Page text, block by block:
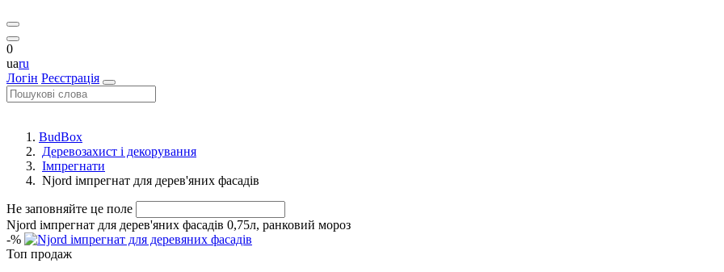
0
uaru
Логін Реєстрація
BudBox
Деревозахист і декорування
Імпрегнати
Njord імпрегнат для дерев'яних фасадів
Не заповняйте це поле
Njord імпрегнат для дерев'яних фасадів 0,75л, ранковий мороз
-%
Топ продаж